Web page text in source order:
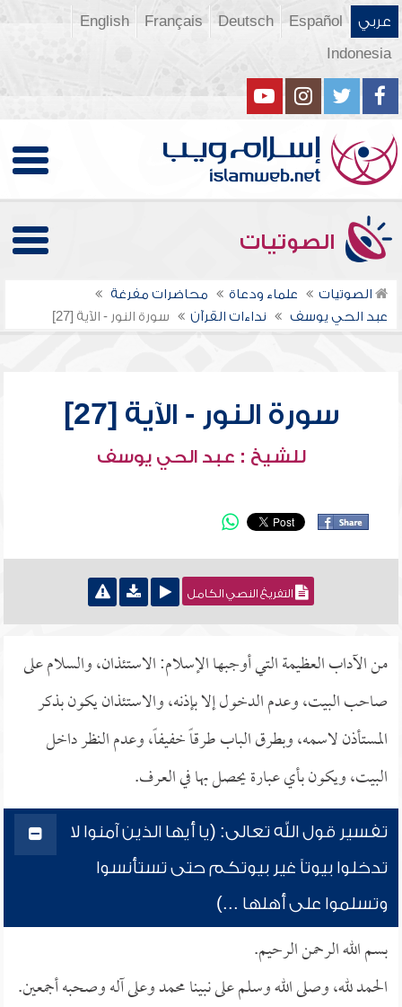
عربي Español
Deutsch
Français
English
Indonesia
الصوتيات
الصوتيات علماء ودعاة
محاضرات مفرغة
عبد الحي يوسف
نداءات القرآن سورة النور - الآية [27]
سورة النور - الآية [27]
للشيخ : عبد الحي يوسف
التفريغ النصي الكامل
من الآداب العظيمة التي أوجبها الإسلام: الاستئذان، والسلام على
صاحب البيت، وعدم الدخول إلا بإذنه، والاستئذان يكون بذكر
المستأذن لاسمه، وبطرق الباب طرقاً خفيفاً، وعدم النظر داخل
البيت، ويكون بأي عبارة يحصل بها في العرف.
تفسير قول الله تعالى: (يا أيها الذين آمنوا لا
تدخلوا بيوتاً غير بيوتكم حتى تستأنسوا
وتسلموا على أهلها ...)
بسم الله الرحمن الرحيم.
الحمد لله، وصلى الله وسلم على نبينا محمد وعلى آله وصحبه أجمعين.